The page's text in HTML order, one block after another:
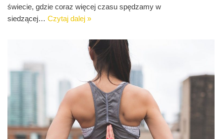
świecie, gdzie coraz więcej czasu spędzamy w
siedzącej… Czytaj dalej »